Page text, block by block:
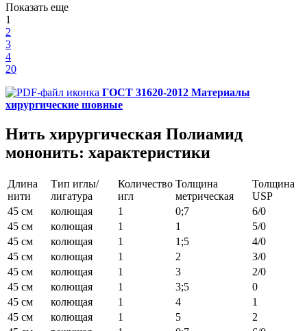
Показать еще
1
2
3
4
20
ГОСТ 31620-2012 Материалы
хирургические шовные
Нить хирургическая Полиамид
мононить: характеристики
Длина
нити
Тип иглы/
лигатура
Количество
игл
Толщина
метрическая
Толщина
USP
45 см
колющая 1 0;7
6/0
45 см
колющая 1 1
5/0
45 см
колющая 1 1;5
4/0
45 см
колющая 1 2
3/0
45 см
колющая 1 3
2/0
45 см
колющая 1 3;5
0
45 см
колющая 1 4
1
45 см
колющая 1 5
2